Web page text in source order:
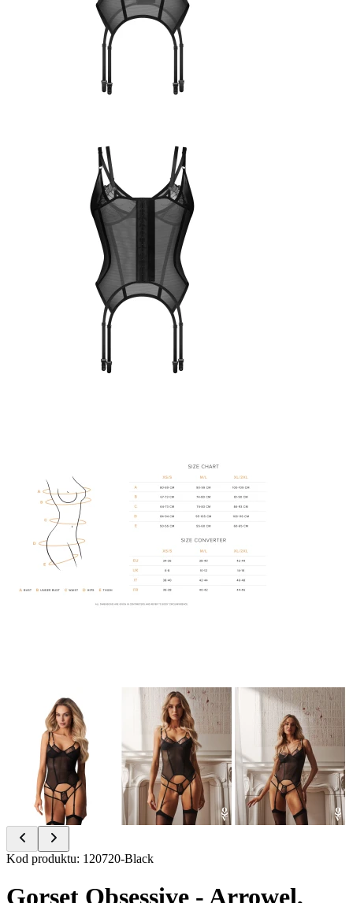
Item
of
6
Kod produktu: 120720-Black
Gorset Obsessive - Arrowel,